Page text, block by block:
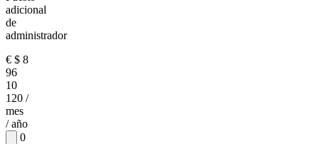
adicional
de
administrador
€ $ 8
96
10
120 /
mes
/ año
0